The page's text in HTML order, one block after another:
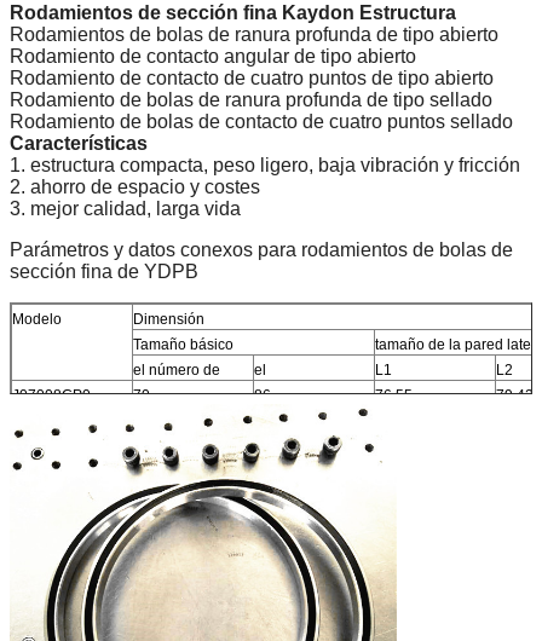
Rodamientos de sección fina Kaydon Estructura
Rodamientos de bolas de ranura profunda de tipo abierto
Rodamiento de contacto angular de tipo abierto
Rodamiento de contacto de cuatro puntos de tipo abierto
Rodamiento de bolas de ranura profunda de tipo sellado
Rodamiento de bolas de contacto de cuatro puntos sellado
Características
1. estructura compacta, peso ligero, baja vibración y fricción
2. ahorro de espacio y costes
3. mejor calidad, larga vida
Parámetros y datos conexos para rodamientos de bolas de
sección fina de YDPB
Modelo
Dimensión
Tamaño básico
tamaño de la pared
el número de
el L1
L2
J07008CP0
70 86 76.55 79.42